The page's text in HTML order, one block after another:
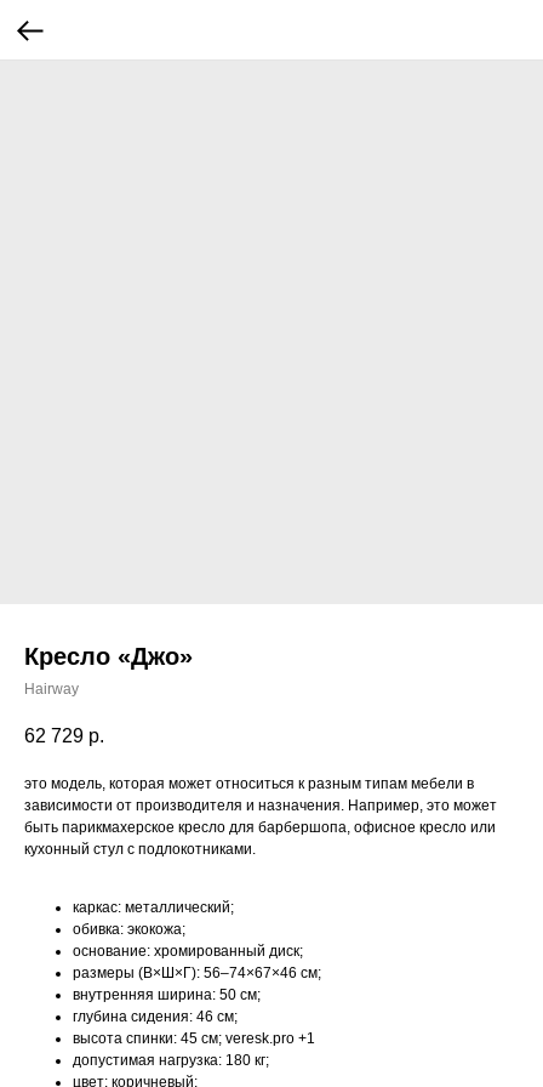
Кресло «Джо»
Hairway
62 729 р.
это модель, которая может относиться к разным типам мебели в
зависимости от производителя и назначения. Например, это может
быть парикмахерское кресло для барбершопа, офисное кресло или
кухонный стул с подлокотниками.
каркас: металлический;
обивка: экокожа;
основание: хромированный диск;
размеры (В×Ш×Г): 56–74×67×46 см;
внутренняя ширина: 50 см;
глубина сидения: 46 см;
высота спинки: 45 см; veresk.pro +1
допустимая нагрузка: 180 кг;
цвет: коричневый;